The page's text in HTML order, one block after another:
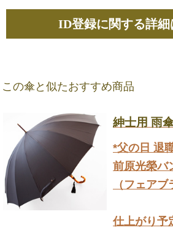
ID登録に関する詳細
この傘と似たおすすめ商品
紳士用 雨
*父の日 退
前原光榮バ
（フェアブ
仕上がり